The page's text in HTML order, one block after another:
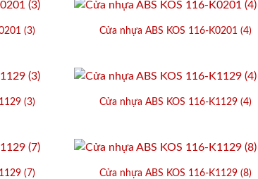
(3) Cửa nhựa ABS KOS 116-K0201 (4)
(3) Cửa nhựa ABS KOS 116-K1129 (4)
(7) Cửa nhựa ABS KOS 116-K1129 (8)